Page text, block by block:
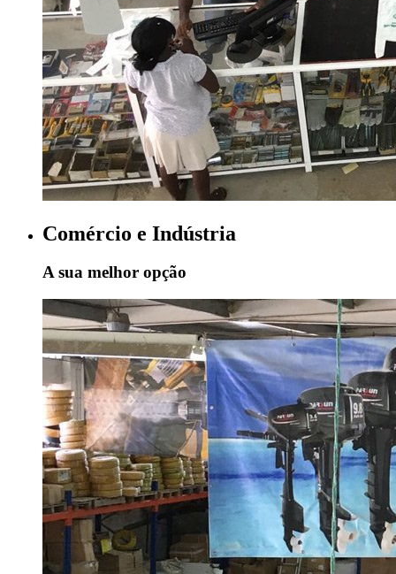
Comércio e Indústria
A sua melhor opção